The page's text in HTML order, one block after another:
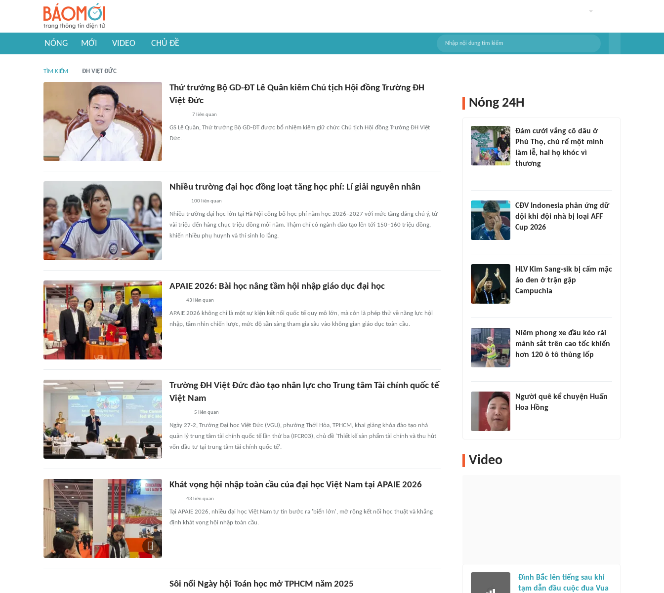
NÓNG MỚI VIDEO CHỦ ĐỀ
TÌM KIẾM ĐH VIỆT ĐỨC
Thứ trưởng Bộ GD-ĐT Lê Quân kiêm Chủ tịch Hội đồng Trường ĐH
Việt Đức
7liên quan
GS Lê Quân, Thứ trưởng Bộ GD-ĐT được bổ nhiệm kiêm giữ chức Chủ tịch Hội đồng Trường ĐH Việt
Đức.
Nhiều trường đại học đồng loạt tăng học phí: Lí giải nguyên nhân
100 liên quan
Nhiều trường đại học lớn tại Hà Nội công bố học phí năm học 2026–2027 với mức tăng đáng chú ý, từ
vài triệu đến hàng chục triệu đồng mỗi năm. Thậm chí có ngành đào tạo lên tới 150–160 triệu đồng,
khiến nhiều phụ huynh và thí sinh lo lắng.
APAIE 2026: Bài học nâng tầm hội nhập giáo dục đại học
43 liên quan
APAIE 2026 không chỉ là một sự kiện kết nối quốc tế quy mô lớn, mà còn là phép thử về năng lực hội
nhập, tầm nhìn chiến lược, mức độ sẵn sàng tham gia sâu vào không gian giáo dục toàn cầu.
Trường ĐH Việt Đức đào tạo nhân lực cho Trung tâm Tài chính quốc tế
Việt Nam
5 liên quan
Ngày 27-2, Trường Đại học Việt Đức (VGU), phường Thới Hòa, TPHCM, khai giảng khóa đào tạo nhà
quản lý trung tâm tài chính quốc tế lần thứ ba (IFCR03), chủ đề 'Thiết kế sản phẩm tài chính và thu hút
vốn đầu tư tại trung tâm tài chính quốc tế'.
Khát vọng hội nhập toàn cầu của đại học Việt Nam tại APAIE 2026
43 liên quan
Tại APAIE 2026, nhiều đại học Việt Nam tự tin bước ra 'biển lớn', mở rộng kết nối học thuật và khẳng
định khát vọng hội nhập toàn cầu.
Sôi nổi Ngày hội Toán học mở TPHCM năm 2025
Nóng 24H
Đám cưới vắng cô dâu ở
Phú Thọ, chú rể một mình
làm lễ, hai họ khóc vì
thương
CĐV Indonesia phản ứng dữ
dội khi đội nhà bị loại AFF
Cup 2026
HLV Kim Sang-sik bị cấm mặc
áo đen ở trận gặp
Campuchia
Niêm phong xe đầu kéo rải
mảnh sắt trên cao tốc khiến
hơn 120 ô tô thủng lốp
Người quê kể chuyện Huấn
Hoa Hồng
Video
Đình Bắc lên tiếng sau khi
tạm dẫn đầu cuộc đua Vua